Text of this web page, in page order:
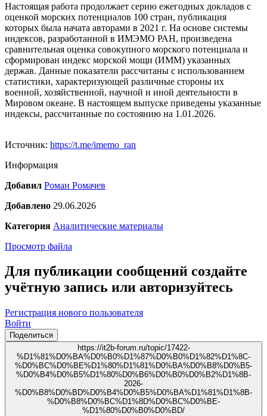
Настоящая работа продолжает серию ежегодных докладов с
оценкой морских потенциалов 100 стран, публикация
которых была начата авторами в 2021 г. На основе системы
индексов, разработанной в ИМЭМО РАН, произведена
сравнительная оценка совокупного морского потенциала и
сформирован индекс морской мощи (ИММ) указанных
держав. Данные показатели рассчитаны с использованием
статистики, характеризующей различные стороны их
военной, хозяйственной, научной и иной деятельности в
Мировом океане. В настоящем выпуске приведены указанные
индексы, рассчитанные по состоянию на 1.01.2026.
Источник: https://t.me/imemo_ran
Информация
Добавил Роман Ромачев
Добавлено 29.06.2026
Категория Аналитические материалы
Просмотр файла
Для публикации сообщений создайте
учётную запись или авторизуйтесь
Регистрация нового пользователя
Войти
Поделиться
https://it2b-forum.ru/topic/17422-
%D1%81%D0%BA%D0%B0%D1%87%D0%B0%D1%82%D1%8C-
%D0%BC%D0%BE%D1%80%D1%81%D0%BA%D0%B8%D0%B5-
%D0%B4%D0%B5%D1%80%D0%B6%D0%B0%D0%B2%D1%8B-
2026-
%D0%B8%D0%BD%D0%B4%D0%B5%D0%BA%D1%81%D1%8B-
%D0%B8%D0%BC%D1%8D%D0%BC%D0%BE-
%D1%80%D0%B0%D0%BD/